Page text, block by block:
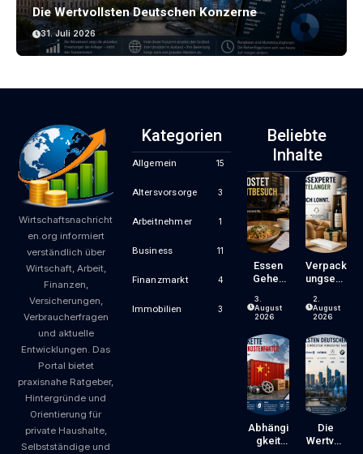
Die Wertvollsten Deutschen Konzerne
31. Juli 2026
Wirtschaftsnachricht
en.org informiert
verständlich über
Wirtschaft, Arbeit,
Finanzen,
Versicherungen,
Verbraucherfragen
und aktuelle
Entwicklungen. Das
Portal bietet
praxisnahe Ratgeber,
Hintergründe und
Orientierung für
private Haushalte,
Selbstständige und
Kategorien
Allgemein 15
Altersvorsorge 3
Arbeitnehmer 1
Business 11
Finanzmarkt 4
Immobilien 3
Beliebte
Inhalte
Essen
Gehen
Zum
Luxus?
Gastron
Omiepre
Ise
Entsteh
En Und
Worauf
Gäste
Achten
Können
3.
August
2026
Verpack
Ungsexp
Jahrzeh
Ntelang
Erfahrun
G – Ein
Blick,
Der Sich
Lohnt
2.
August
2026
Abhängi
Gkeit
Die
Wertvoll